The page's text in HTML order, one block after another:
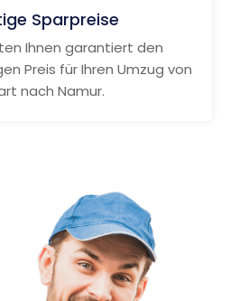
Sparpreise
Ihnen garantiert den
Preis für Ihren Umzug von
nach Namur.